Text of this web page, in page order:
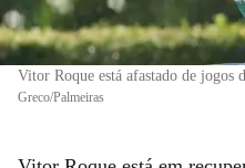
Vitor Roque está afastado de jogos
Greco/Palmeiras